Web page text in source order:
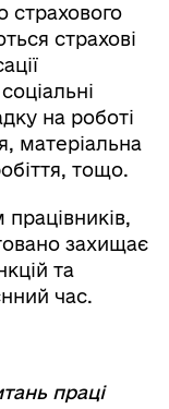
страхового
страхові
на роботі
матеріальна
тощо.
захищає
та
час.
праці